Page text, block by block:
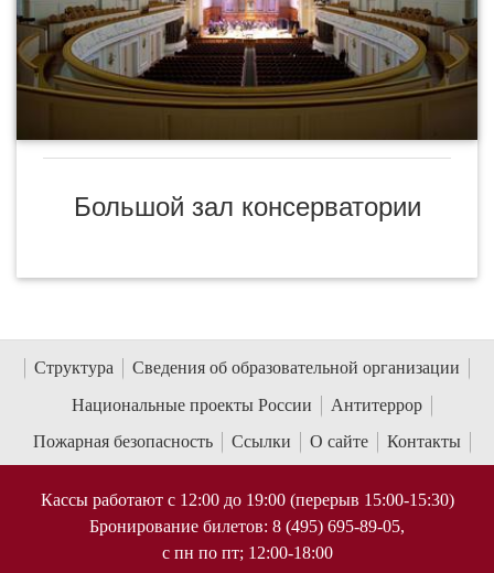
Большой зал консерватории
Структура
Сведения об образовательной организации
Национальные проекты России
Антитеррор
Пожарная безопасность
Ссылки О сайте Контакты
Кассы работают с 12:00 до 19:00 (перерыв 15:00-15:30)
Бронирование билетов: 8 (495) 695-89-05,
с пн по пт; 12:00-18:00